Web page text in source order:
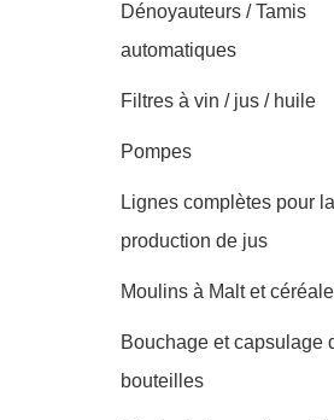
Dénoyauteurs / Tamis
automatiques
Filtres à vin / jus / huile
Pompes
Lignes complètes pour la
production de jus
Moulins à Malt et
Bouchage et capsulage
bouteilles